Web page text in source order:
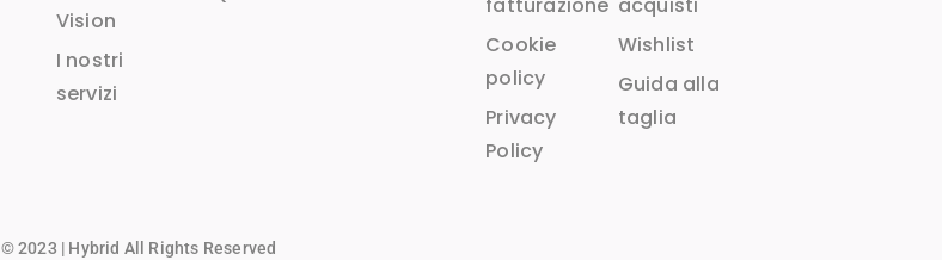
Vision
I nostri
servizi
Cookie
policy
Privacy
Policy
Wishlist
Guida alla
taglia
© 2023 | Hybrid All Rights Reserved